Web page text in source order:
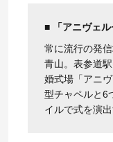
■ 「アニヴェ
常に流行の発
青山。表参道
婚式場「アニ
型チャペルと6
イルで式を演